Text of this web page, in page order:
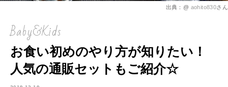
出典：@ aohito830さん
Baby&Kids
お食い初めのやり方が知りたい！
人気の通販セットもご紹介☆